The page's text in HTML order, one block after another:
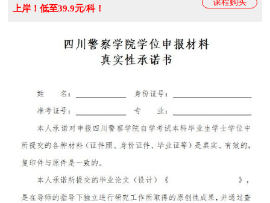
课程购买
上岸！低至39.9元/科！